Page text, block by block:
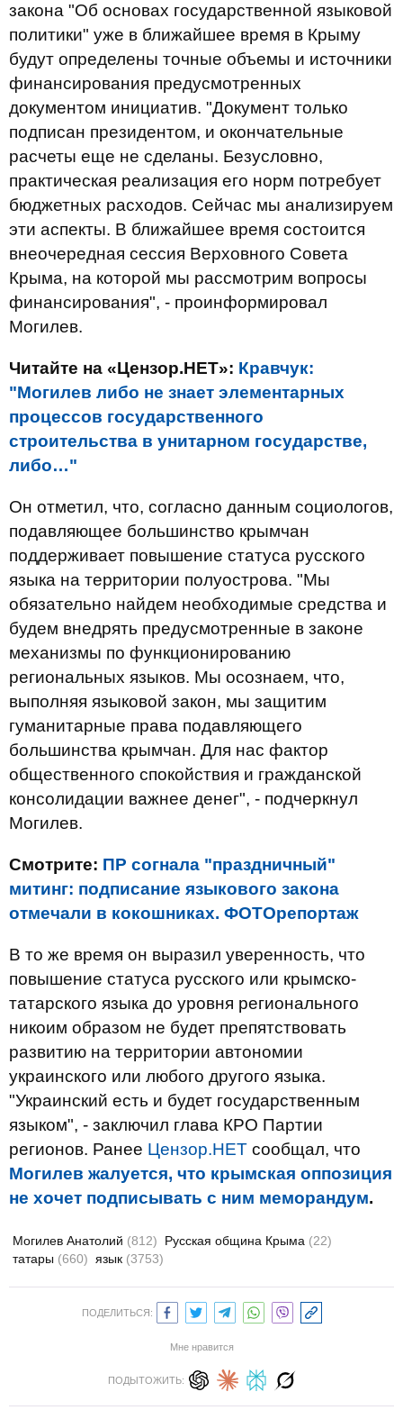
закона "Об основах государственной языковой
политики" уже в ближайшее время в Крыму
будут определены точные объемы и источники
финансирования предусмотренных
документом инициатив. "Документ только
подписан президентом, и окончательные
расчеты еще не сделаны. Безусловно,
практическая реализация его норм потребует
бюджетных расходов. Сейчас мы анализируем
эти аспекты. В ближайшее время состоится
внеочередная сессия Верховного Совета
Крыма, на которой мы рассмотрим вопросы
финансирования", - проинформировал
Могилев.
Читайте на «Цензор.НЕТ»: Кравчук:
"Могилев либо не знает элементарных
процессов государственного
строительства в унитарном государстве,
либо…"
Он отметил, что, согласно данным социологов,
подавляющее большинство крымчан
поддерживает повышение статуса русского
языка на территории полуострова. "Мы
обязательно найдем необходимые средства и
будем внедрять предусмотренные в законе
механизмы по функционированию
региональных языков. Мы осознаем, что,
выполняя языковой закон, мы защитим
гуманитарные права подавляющего
большинства крымчан. Для нас фактор
общественного спокойствия и гражданской
консолидации важнее денег", - подчеркнул
Могилев.
Смотрите: ПР согнала "праздничный"
митинг: подписание языкового закона
отмечали в кокошниках. ФОТОрепортаж
В то же время он выразил уверенность, что
повышение статуса русского или крымско-
татарского языка до уровня регионального
никоим образом не будет препятствовать
развитию на территории автономии
украинского или любого другого языка.
"Украинский есть и будет государственным
языком", - заключил глава КРО Партии
регионов. Ранее Цензор.НЕТ сообщал, что
Могилев жалуется, что крымская оппозиция
не хочет подписывать с ним меморандум.
Могилев Анатолий (812) Русская община Крыма (22)
татары (660) язык (3753)
ПОДЕЛИТЬСЯ:
Мне нравится
ПОДЫТОЖИТЬ: